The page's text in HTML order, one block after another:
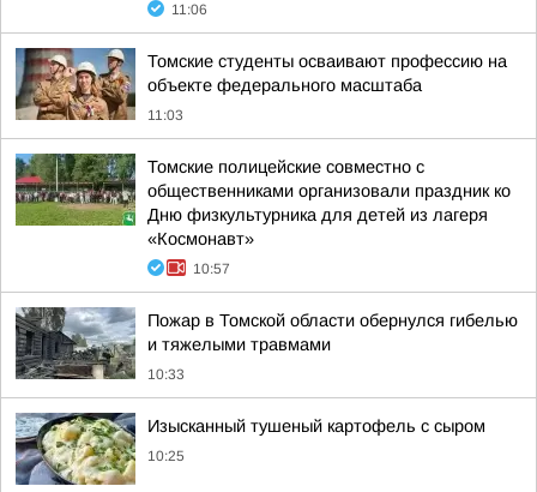
11:06
Томские студенты осваивают профессию на
объекте федерального масштаба
11:03
Томские полицейские совместно с
общественниками организовали праздник ко
Дню физкультурника для детей из лагеря
«Космонавт»
10:57
Пожар в Томской области обернулся гибелью
и тяжелыми травмами
10:33
Изысканный тушеный картофель с сыром
10:25